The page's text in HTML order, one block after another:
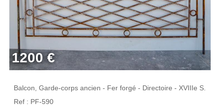
1200 €
Balcon, Garde-corps ancien - Fer forgé - Directoire - XVIIIe S.
Ref : PF-590